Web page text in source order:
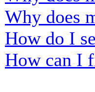
Why does
How do I
How can I